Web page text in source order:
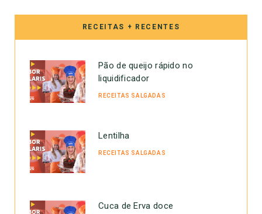
RECEITAS + RECENTES
Pão de queijo rápido no
liquidificador
RECEITAS SALGADAS
Lentilha
RECEITAS SALGADAS
Cuca de Erva doce